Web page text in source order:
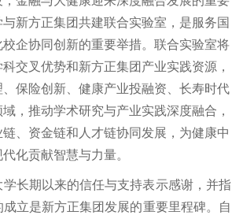
新方正集团共建联合实验室，是服务国
企协同创新的重要举措。联合实验室将
交叉优势和新方正集团产业实践资源，
保险创新、健康产业投融资、长寿时代
，推动学术研究与产业实践深度融合，
、资金链和人才链协同发展，为健康中
化贡献智慧与力量。
长期以来的信任与支持表示感谢，并指
立是新方正集团发展的重要里程碑。自